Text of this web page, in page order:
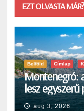
EZT OLVASTA MÁR?
Belföld Címlap
Montenegró:
lesz egyszerű
aug 3, 2026